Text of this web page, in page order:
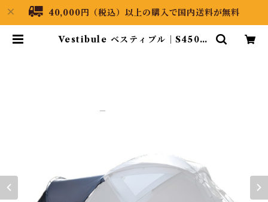
40,000円（税込）以上の購入で国内送料が無料
Vestibule ベスティブル｜S450 P